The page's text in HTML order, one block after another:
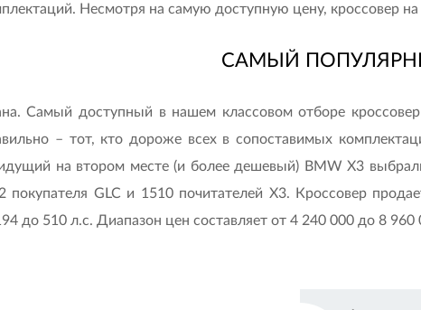
Несмотря на самую доступную цену, кроссовер
САМЫЙ
Самый доступный в нашем классовом отборе
– тот, кто дороже всех в сопоставимых
на втором месте (и более дешевый) BMW X3
покупателя GLC и 1510 почитателей Х3. Кроссовер
до 510 л.с. Диапазон цен составляет от 4 240 000 до 8